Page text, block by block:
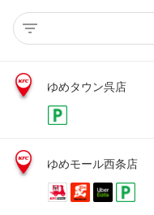
ゆめタウン呉店
ゆめモール西条店